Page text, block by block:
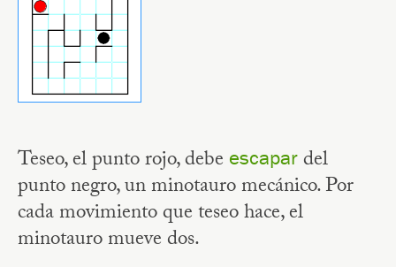
Teseo, el punto rojo, debe escapar del
punto negro, un minotauro mecánico. Por
cada movimiento que teseo hace, el
minotauro mueve dos.